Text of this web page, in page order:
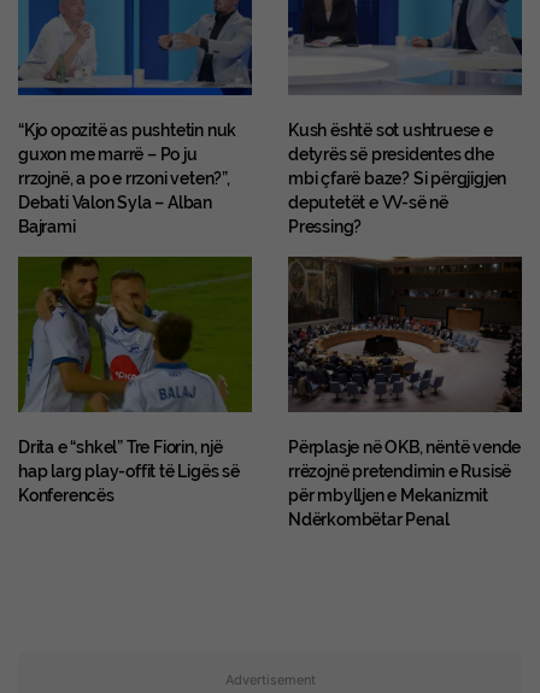
“Kjo opozitë as pushtetin nuk
guxon me marrë – Po ju
rrzojnë, a po e rrzoni veten?”,
Debati Valon Syla – Alban
Bajrami
Kush është sot ushtruese e
detyrës së presidentes dhe
mbi çfarë baze? Si përgjigjen
deputetët e VV-së në
Pressing?
Drita e “shkel” Tre Fiorin, një
hap larg play-offit të Ligës së
Konferencës
Përplasje në OKB, nëntë vende
rrëzojnë pretendimin e Rusisë
për mbylljen e Mekanizmit
Ndërkombëtar Penal
Advertisement